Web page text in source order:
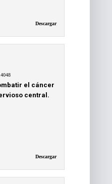
Descargar
el cáncer
central.
Descargar